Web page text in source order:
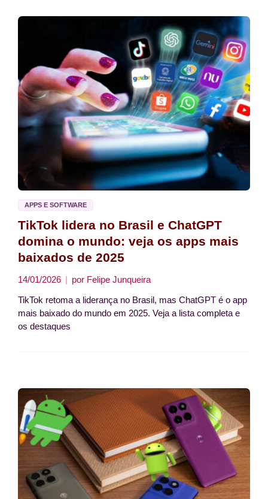
APPS E SOFTWARE
TikTok lidera no Brasil e ChatGPT
domina o mundo: veja os apps mais
baixados de 2025
14/01/2026 por Felipe Junqueira
TikTok retoma a liderança no Brasil, mas ChatGPT é o app
mais baixado do mundo em 2025. Veja a lista completa e
os destaques